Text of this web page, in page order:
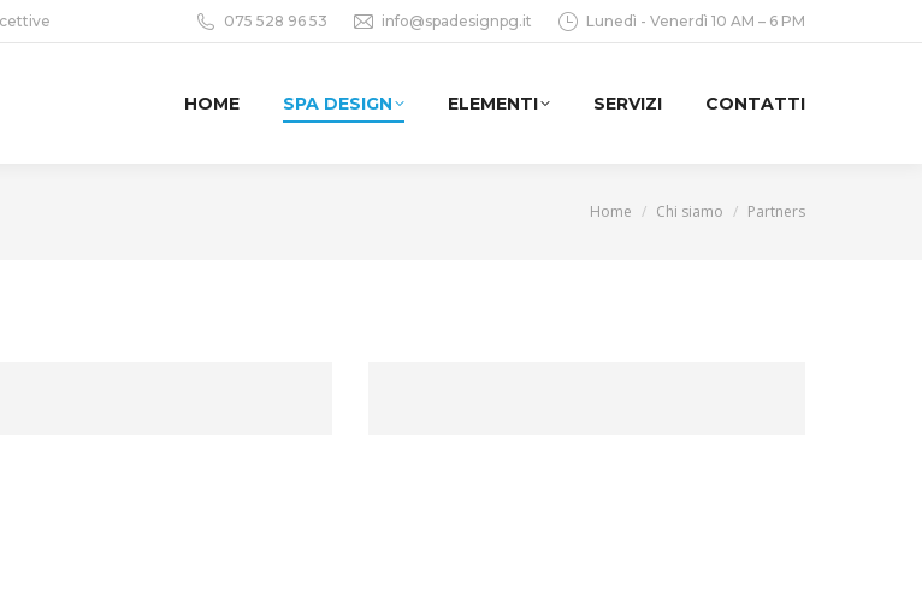
075 528 96 53 info@spadesignpg.it Lunedì - Venerdì 10 AM – 6 PM
HOME SPA DESIGN ELEMENTI SERVIZI CONTATTI
You are here:
Home Chi siamo Partners